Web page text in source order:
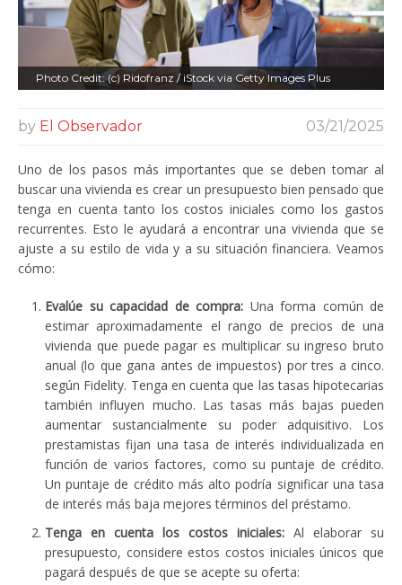
Photo Credit: (c) Ridofranz / iStock via Getty Images Plus
by El Observador 03/21/2025
Uno de los pasos más importantes que se deben tomar al
buscar una vivienda es crear un presupuesto bien pensado que
tenga en cuenta tanto los costos iniciales como los gastos
recurrentes. Esto le ayudará a encontrar una vivienda que se
ajuste a su estilo de vida y a su situación financiera. Veamos
cómo:
Evalúe su capacidad de compra: Una forma común de
estimar aproximadamente el rango de precios de una
vivienda que puede pagar es multiplicar su ingreso bruto
anual (lo que gana antes de impuestos) por tres a cinco.
según Fidelity. Tenga en cuenta que las tasas hipotecarias
también influyen mucho. Las tasas más bajas pueden
aumentar sustancialmente su poder adquisitivo. Los
prestamistas fijan una tasa de interés individualizada en
función de varios factores, como su puntaje de crédito.
Un puntaje de crédito más alto podría significar una tasa
de interés más baja mejores términos del préstamo.
Tenga en cuenta los costos iniciales: Al elaborar su
presupuesto, considere estos costos iniciales únicos que
pagará después de que se acepte su oferta: